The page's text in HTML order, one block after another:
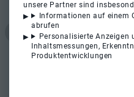
unsere Partner sind
Informationen auf einem
abrufen
Personalisierte Anzeigen
Inhaltsmessungen,
Produktentwicklungen